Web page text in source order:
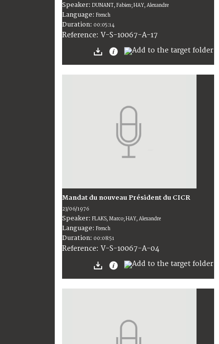
Speaker: DUNANT, Fabien; HAY, Alexandre
Language: French
Duration: 00:05:14
Reference: V-S-10067-A-17
Mandat du nouveau Président du CICR
23/06/1976
Speaker: FLAKS, Marco; HAY, Alexandre
Language: French
Duration: 00:08:51
Reference: V-S-10067-A-04